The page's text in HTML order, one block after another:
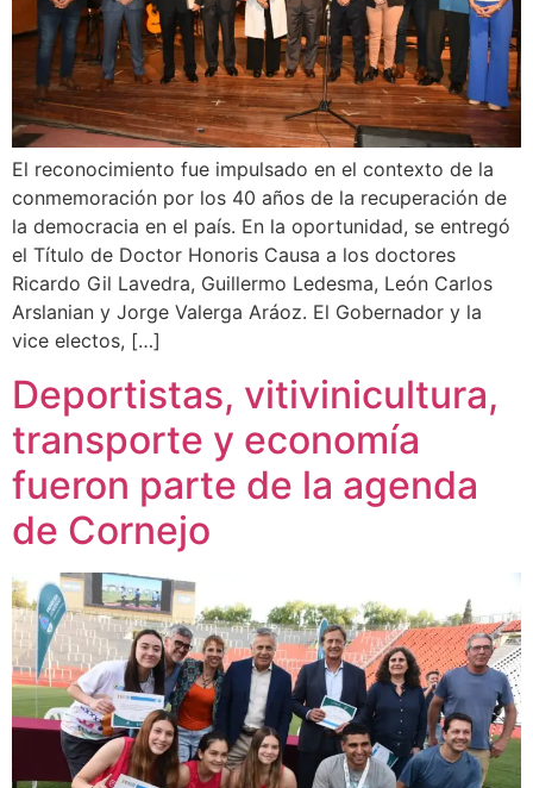
El reconocimiento fue impulsado en el contexto de la
conmemoración por los 40 años de la recuperación de
la democracia en el país. En la oportunidad, se entregó
el Título de Doctor Honoris Causa a los doctores
Ricardo Gil Lavedra, Guillermo Ledesma, León Carlos
Arslanian y Jorge Valerga Aráoz. El Gobernador y la
vice electos, […]
Deportistas, vitivinicultura,
transporte y economía
fueron parte de la agenda
de Cornejo